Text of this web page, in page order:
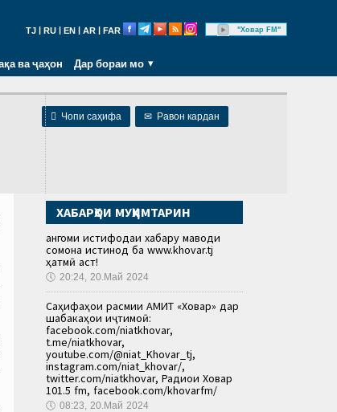
TJ RU EN AR FAR "Ховар FM"
ва ҷаҳон Дар бораи мо
 Чопи саҳифа ✉ Равон кардан
ХАБАРҲОИ МУҲИМТАРИН
Ҳангоми истифодаи хабару маводи
сомона истинод ба www.khovar.tj
ҳатмӣ аст!
🕔 20:24, 20.Май 2024
Саҳифаҳои расмии АМИТ «Ховар» дар
шабакаҳои иҷтимоӣ:
facebook.com/niatkhovar,
t.me/niatkhovar,
youtube.com/@niat_Khovar_tj,
instagram.com/niat_khovar/,
twitter.com/niatkhovar, Радиои Ховар
101.5 fm, facebook.com/khovarfm/
🕔 08:23, 20.Май 2024